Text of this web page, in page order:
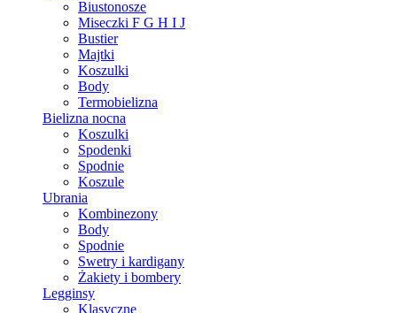
Biustonosze
Miseczki F G H I J
Bustier
Majtki
Koszulki
Body
Termobielizna
Bielizna nocna
Koszulki
Spodenki
Spodnie
Koszule
Ubrania
Kombinezony
Body
Spodnie
Swetry i kardigany
Żakiety i bombery
Legginsy
Klasyczne